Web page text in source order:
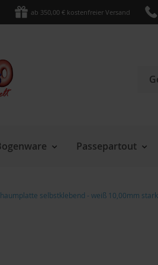
ab 350,00 € kostenfreier Versand
Passepartout
selbstklebend - weiß 10,00mm